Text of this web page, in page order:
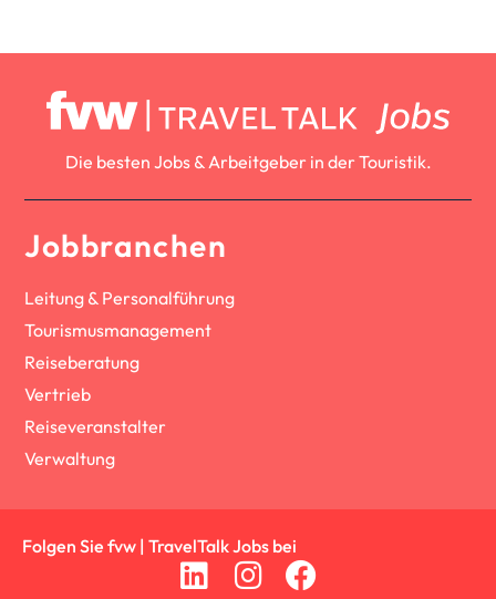
Die besten Jobs & Arbeitgeber in der Touristik.
Jobbranchen
Leitung & Personalführung
Tourismusmanagement
Reiseberatung
Vertrieb
Reiseveranstalter
Verwaltung
Folgen Sie fvw | TravelTalk Jobs bei